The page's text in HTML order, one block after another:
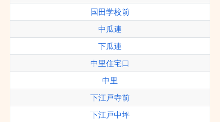
国田学校前
中瓜連
下瓜連
中里住宅口
中里
下江戸寺前
下江戸中坪